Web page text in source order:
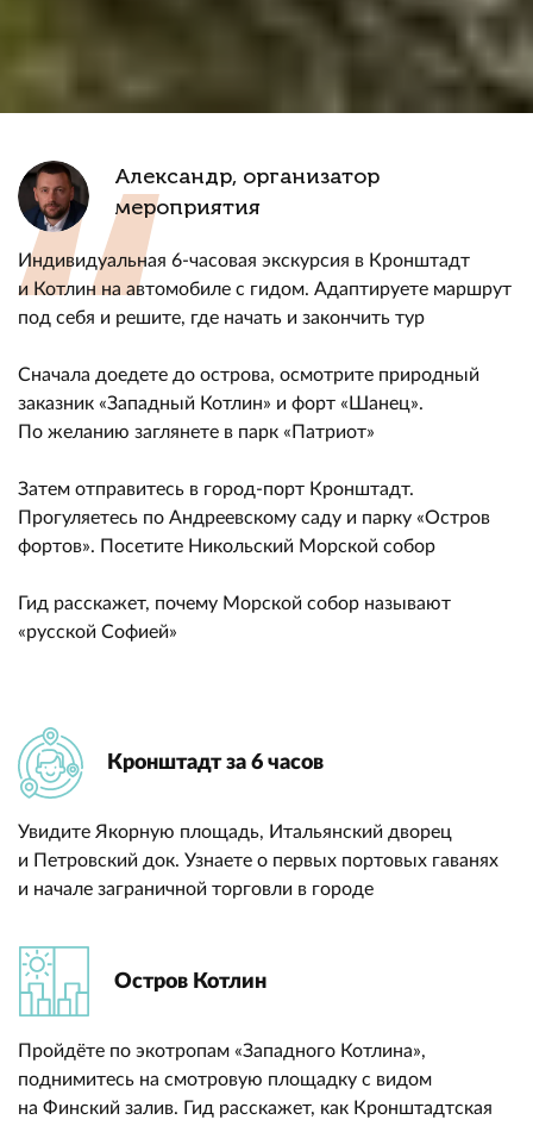
Александр, организатор
мероприятия
Индивидуальная 6-часовая экскурсия в Кронштадт
и Котлин на автомобиле с гидом. Адаптируете маршрут
под себя и решите, где начать и закончить тур
Сначала доедете до острова, осмотрите природный
заказник «Западный Котлин» и форт «Шанец».
По желанию заглянете в парк «Патриот»
Затем отправитесь в город-порт Кронштадт.
Прогуляетесь по Андреевскому саду и парку «Остров
фортов». Посетите Никольский Морской собор
Гид расскажет, почему Морской собор называют
«русской Софией»
Кронштадт за 6 часов
Увидите Якорную площадь, Итальянский дворец
и Петровский док. Узнаете о первых портовых гаванях
и начале заграничной торговли в городе
Остров Котлин
Пройдёте по экотропам «Западного Котлина»,
поднимитесь на смотровую площадку с видом
на Финский залив. Гид расскажет, как Кронштадтская